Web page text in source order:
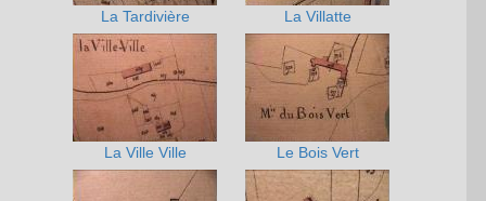
La Tardivière La Villatte
La Ville Ville Le Bois Vert